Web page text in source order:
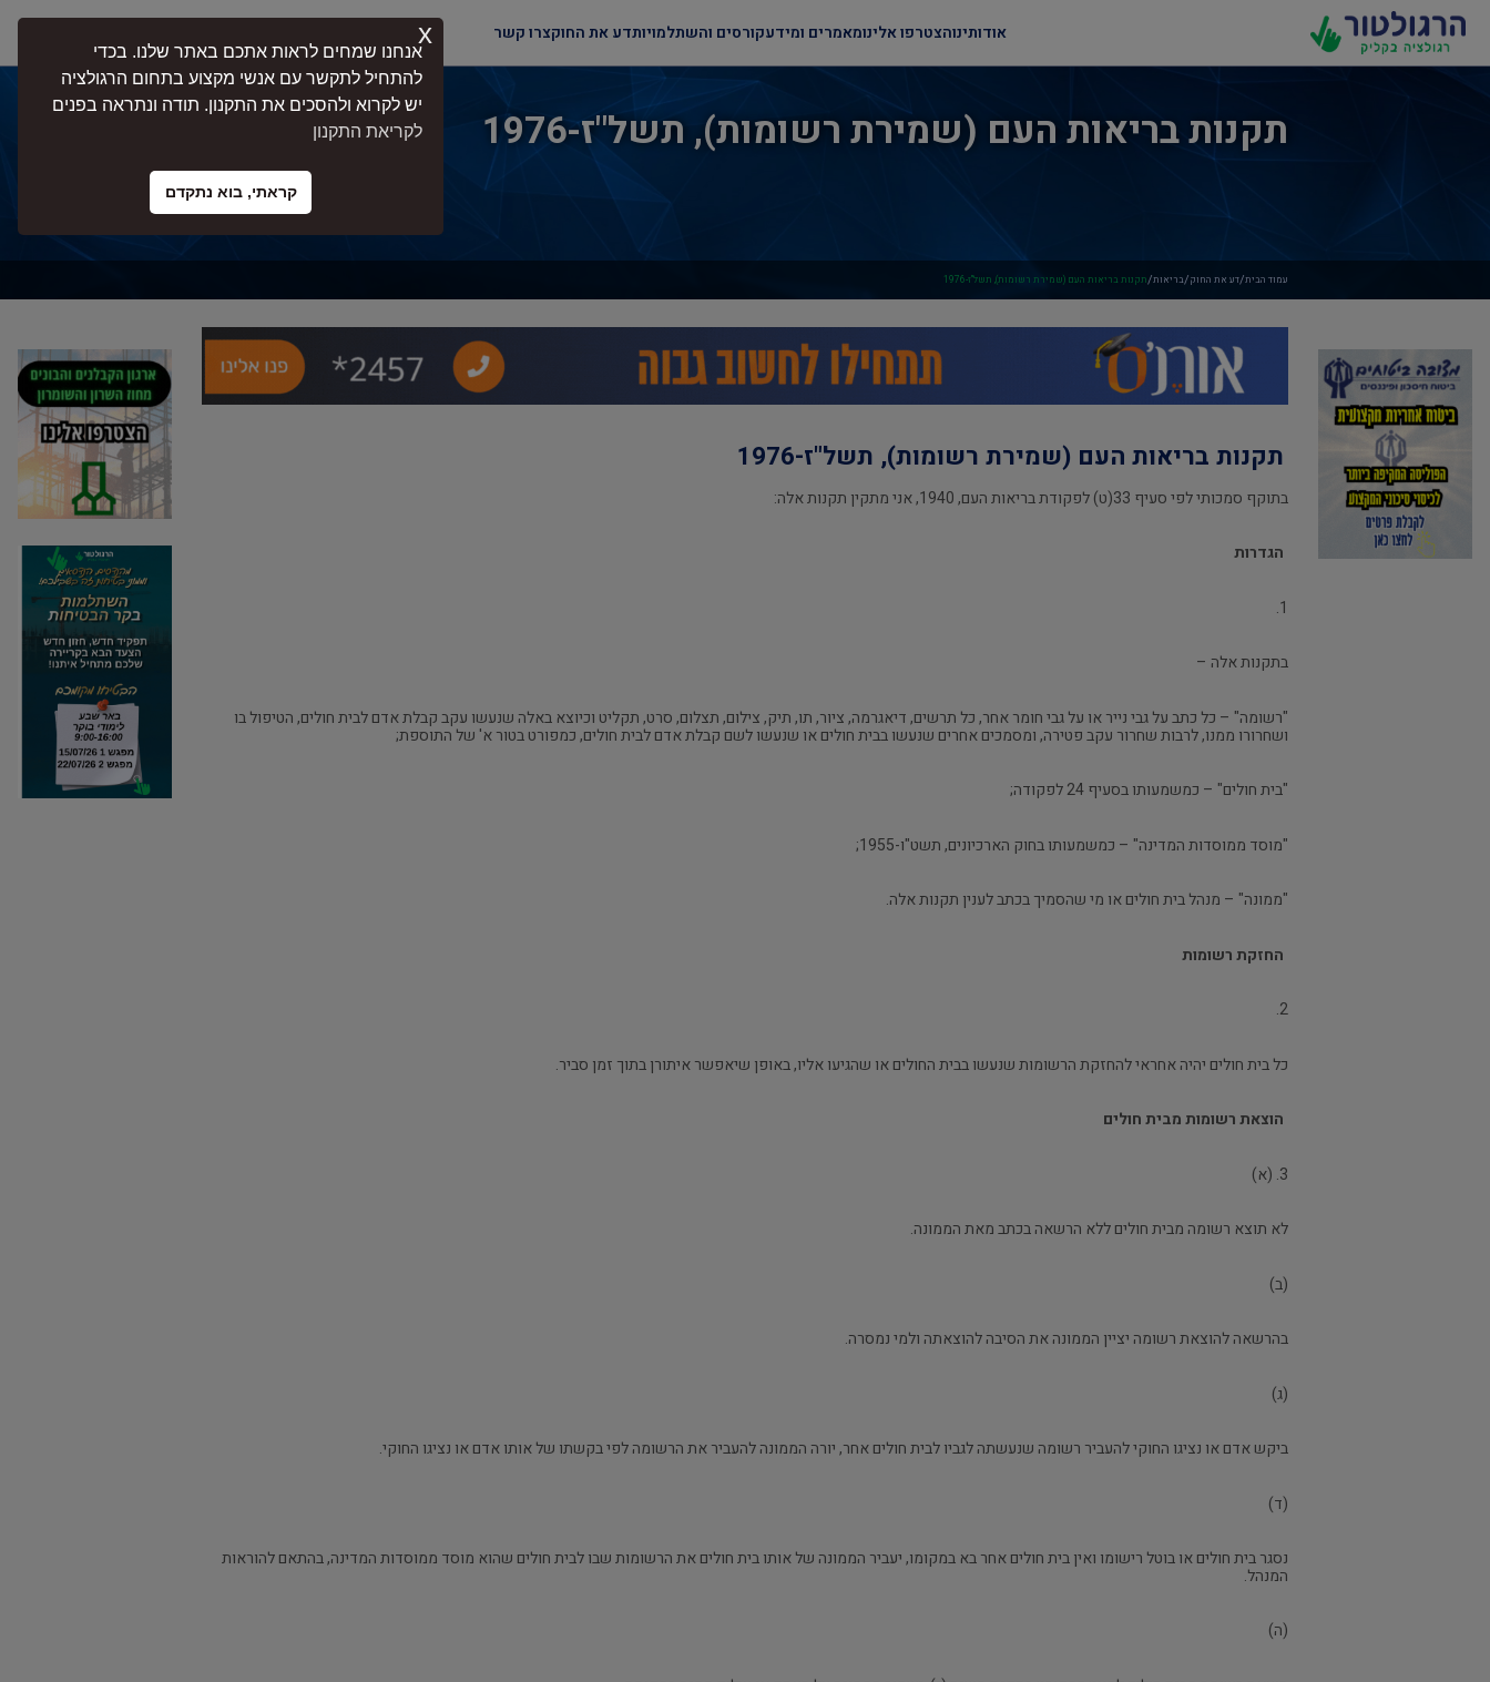
אודותינוהצטרפו אלינומאמרים ומידעקורסים והשתלמויותדע את החוקצרו קשר
תקנות בריאות העם (שמירת רשומות), תשל"ז-1976
עמוד הבית/דע את החוק/בריאות/תקנות בריאות העם (שמירת רשומות), תשל"ז-1976
תקנות בריאות העם (שמירת רשומות), תשל"ז-1976
בתוקף סמכותי לפי סעיף 33(ט) לפקודת בריאות העם, 1940, אני מתקין תקנות אלה:
הגדרות
1.
בתקנות אלה –
"רשומה" – כל כתב על גבי נייר או על גבי חומר אחר, כל תרשים, דיאגרמה, ציור, תו, תיק, צילום, תצלום, סרט, תקליט וכיוצא באלה שנעשו עקב קבלת אדם לבית חולים, הטיפול בו
ושחרורו ממנו, לרבות שחרור עקב פטירה, ומסמכים אחרים שנעשו בבית חולים או שנעשו לשם קבלת אדם לבית חולים, כמפורט בטור א' של התוספת;
"בית חולים" – כמשמעותו בסעיף 24 לפקודה;
"מוסד ממוסדות המדינה" – כמשמעותו בחוק הארכיונים, תשט"ו-1955;
"ממונה" – מנהל בית חולים או מי שהסמיך בכתב לענין תקנות אלה.
החזקת רשומות
2.
כל בית חולים יהיה אחראי להחזקת הרשומות שנעשו בבית החולים או שהגיעו אליו, באופן שיאפשר איתורן בתוך זמן סביר.
הוצאת רשומות מבית חולים
3. (א)
לא תוצא רשומה מבית חולים ללא הרשאה בכתב מאת הממונה.
(ב)
בהרשאה להוצאת רשומה יציין הממונה את הסיבה להוצאתה ולמי נמסרה.
(ג)
ביקש אדם או נציגו החוקי להעביר רשומה שנעשתה לגביו לבית חולים אחר, יורה הממונה להעביר את הרשומה לפי בקשתו של אותו אדם או נציגו החוקי.
(ד)
נסגר בית חולים או בוטל רישומו ואין בית חולים אחר בא במקומו, יעביר הממונה של אותו בית חולים את הרשומות שבו לבית חולים שהוא מוסד ממוסדות המדינה, בהתאם להוראות
המנהל.
(ה)
אנחנו שמחים לראות אתכם באתר שלנו. בכדי
להתחיל לתקשר עם אנשי מקצוע בתחום הרגולציה
יש לקרוא ולהסכים את התקנון. תודה ונתראה בפנים
לקריאת התקנון
קראתי, בוא נתקדם
x